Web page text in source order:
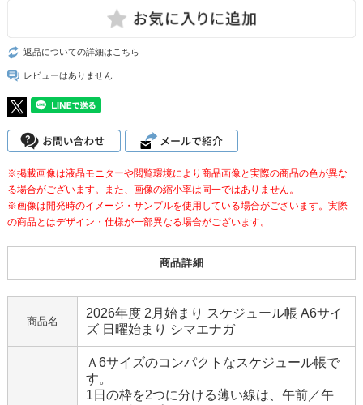
返品についての詳細はこちら
レビューはありません
※掲載画像は液晶モニターや閲覧環境により商品画像と実際の商品の色が異な
る場合がございます。また、画像の縮小率は同一ではありません。
※画像は開発時のイメージ・サンプルを使用している場合がございます。実際
の商品とはデザイン・仕様が一部異なる場合がございます。
商品詳細
商品名
2026年度 2月始まり スケジュール帳 A6サイ
ズ 日曜始まり シマエナガ
Ａ6サイズのコンパクトなスケジュール帳で
す。
1日の枠を2つに分ける薄い線は、午前／午